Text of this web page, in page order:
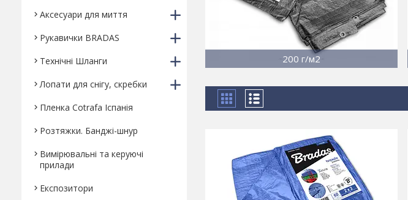
200 г/м2
Аксесуари для миття
Рукавички BRADAS
Технічні Шланги
Лопати для снігу, скребки
Пленка Cotrafa Іспанія
Розтяжки. Банджі-шнур
Вимірювальні та керуючі
прилади
Експозитори